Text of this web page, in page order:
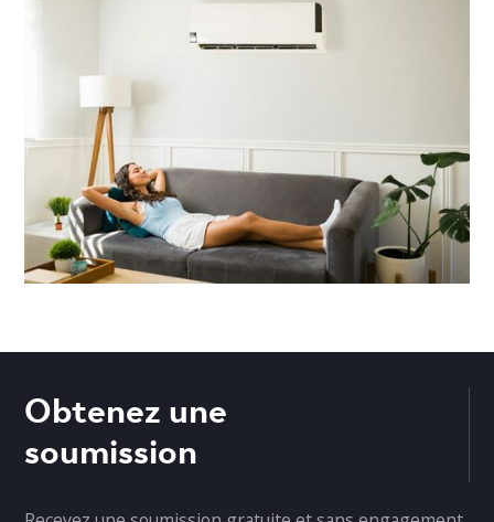
Obtenez une
soumission